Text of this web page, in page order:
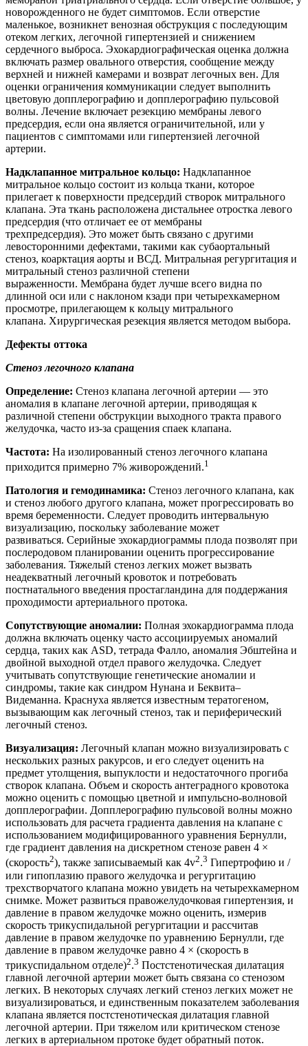
новорожденного не будет симптомов. Если отверстие
маленькое, возникнет венозная обструкция с последующим
отеком легких, легочной гипертензией и снижением
сердечного выброса. Эхокардиографическая оценка должна
включать размер овального отверстия, сообщение между
верхней и нижней камерами и возврат легочных вен. Для
оценки ограничения коммуникации следует выполнить
цветовую допплерографию и допплерографию пульсовой
волны. Лечение включает резекцию мембраны левого
предсердия, если она является ограничительной, или у
пациентов с симптомами или гипертензией легочной
артерии.
Надклапанное митральное кольцо: Надклапанное
митральное кольцо состоит из кольца ткани, которое
прилегает к поверхности предсердий створок митрального
клапана. Эта ткань расположена дистальнее отростка левого
предсердия (что отличает ее от мембраны
трехпредсердия). Это может быть связано с другими
левосторонними дефектами, такими как субаортальный
стеноз, коарктация аорты и ВСД. Митральная регургитация и
митральный стеноз различной степени
выраженности. Мембрана будет лучше всего видна по
длинной оси или с наклоном кзади при четырехкамерном
просмотре, прилегающем к кольцу митрального
клапана. Хирургическая резекция является методом выбора.
Дефекты оттока
Стеноз легочного клапана
Определение: Стеноз клапана легочной артерии — это
аномалия в клапане легочной артерии, приводящая к
различной степени обструкции выходного тракта правого
желудочка, часто из-за сращения спаек клапана.
Частота: На изолированный стеноз легочного клапана
приходится примерно 7% живорождений.1
Патология и гемодинамика: Стеноз легочного клапана, как
и стеноз любого другого клапана, может прогрессировать во
время беременности. Следует проводить интервальную
визуализацию, поскольку заболевание может
развиваться. Серийные эхокардиограммы плода позволят при
послеродовом планировании оценить прогрессирование
заболевания. Тяжелый стеноз легких может вызвать
неадекватный легочный кровоток и потребовать
постнатального введения простагландина для поддержания
проходимости артериального протока.
Сопутствующие аномалии: Полная эхокардиограмма плода
должна включать оценку часто ассоциируемых аномалий
сердца, таких как ASD, тетрада Фалло, аномалия Эбштейна и
двойной выходной отдел правого желудочка. Следует
учитывать сопутствующие генетические аномалии и
синдромы, такие как синдром Нунана и Беквита–
Видеманна. Краснуха является известным тератогеном,
вызывающим как легочный стеноз, так и периферический
легочный стеноз.
Визуализация: Легочный клапан можно визуализировать с
нескольких разных ракурсов, и его следует оценить на
предмет утолщения, выпуклости и недостаточного прогиба
створок клапана. Объем и скорость антеградного кровотока
можно оценить с помощью цветной и импульсно-волновой
допплерографии. Допплерографию пульсовой волны можно
использовать для расчета градиента давления на клапане с
использованием модифицированного уравнения Бернулли,
где градиент давления на дискретном стенозе равен 4 ×
(скорость2), также записываемый как 4v2.3 Гипертрофию и /
или гипоплазию правого желудочка и регургитацию
трехстворчатого клапана можно увидеть на четырехкамерном
снимке. Может развиться правожелудочковая гипертензия, и
давление в правом желудочке можно оценить, измерив
скорость трикуспидальной регургитации и рассчитав
давление в правом желудочке по уравнению Бернулли, где
давление в правом желудочке равно 4 × (скорость в
трикуспидальном отделе)2.3 Постстенотическая дилатация
главной легочной артерии может быть связана со стенозом
легких. В некоторых случаях легкий стеноз легких может не
визуализироваться, и единственным показателем заболевания
клапана является постстенотическая дилатация главной
легочной артерии. При тяжелом или критическом стенозе
легких в артериальном протоке будет обратный поток.